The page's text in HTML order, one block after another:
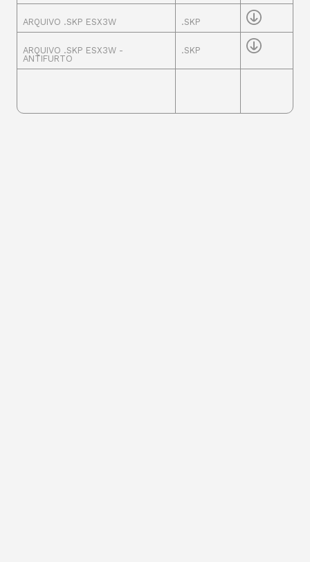
ARQUIVO .SKP ESX3W .SKP
ARQUIVO .SKP ESX3W -
ANTIFURTO
.SKP